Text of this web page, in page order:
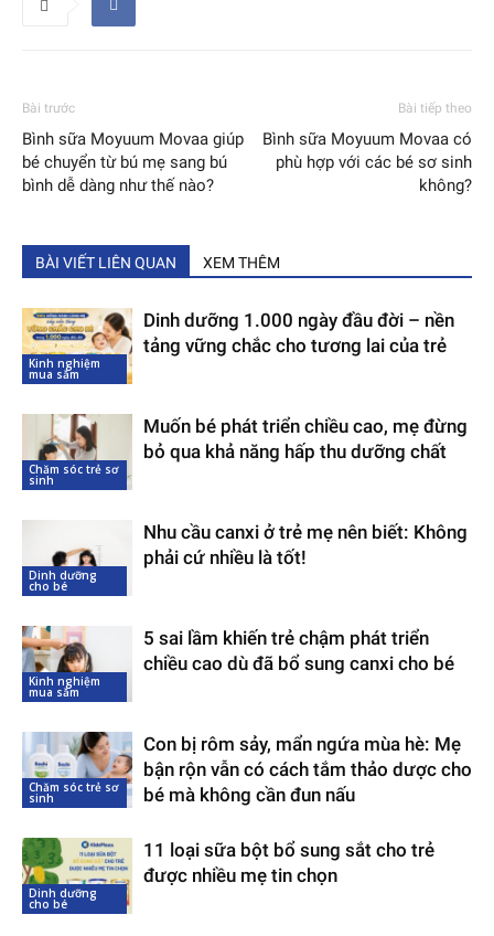
Bài trước
Bình sữa Moyuum Movaa giúp
bé chuyển từ bú mẹ sang bú
bình dễ dàng như thế nào?
Bài tiếp theo
Bình sữa Moyuum Movaa có
phù hợp với các bé sơ sinh
không?
BÀI VIẾT LIÊN QUAN XEM THÊM
Kinh nghiệm
mua sắm
Dinh dưỡng 1.000 ngày đầu đời – nền
tảng vững chắc cho tương lai của trẻ
Chăm sóc trẻ sơ
sinh
Muốn bé phát triển chiều cao, mẹ đừng
bỏ qua khả năng hấp thu dưỡng chất
Dinh dưỡng
cho bé
Nhu cầu canxi ở trẻ mẹ nên biết: Không
phải cứ nhiều là tốt!
Kinh nghiệm
mua sắm
5 sai lầm khiến trẻ chậm phát triển
chiều cao dù đã bổ sung canxi cho bé
Chăm sóc trẻ sơ
sinh
Con bị rôm sảy, mẩn ngứa mùa hè: Mẹ
bận rộn vẫn có cách tắm thảo dược cho
bé mà không cần đun nấu
Dinh dưỡng
cho bé
11 loại sữa bột bổ sung sắt cho trẻ
được nhiều mẹ tin chọn